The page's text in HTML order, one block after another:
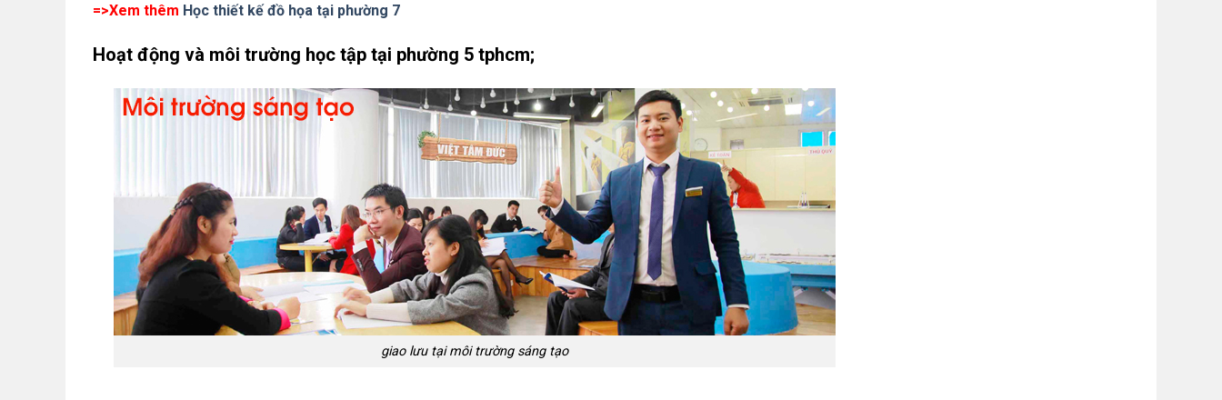
=>Xem thêm Học thiết kế đồ họa tại phường 7
Hoạt động và môi trường học tập tại phường 5 tphcm;
giao lưu tại môi trường sáng tạo